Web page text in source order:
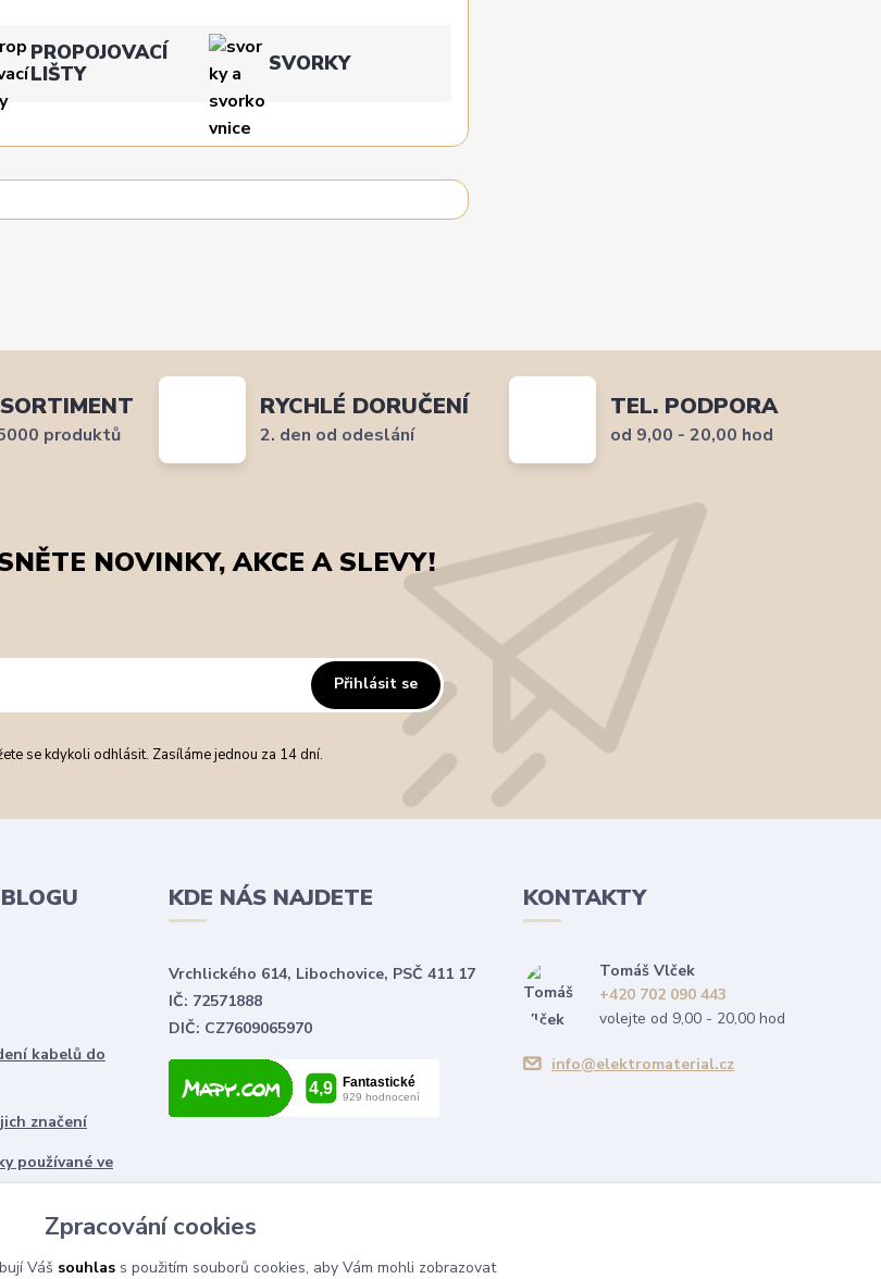
PROPOJOVACÍ
LIŠTY
SVORKY
produktů
RYCHLÉ DORUČENÍ
2. den od odeslání
TEL. PODPORA
od 9,00 - 20,00 hod
NOVINKY, AKCE A SLEVY!
Přihlásit se
se kdykoli odhlásit. Zasíláme jednou za 14 dní.
kabelů do
značení
používané ve
KDE NÁS NAJDETE
Vrchlického 614, Libochovice, PSČ 411 17
IČ: 72571888
DIČ: CZ7609065970
KONTAKTY
Tomáš Vlček
+420 702 090 443
volejte od 9,00 - 20,00 hod
info@elektromaterial.cz
Zpracování cookies
Váš souhlass použitím souborů cookies, aby Vám mohli zobrazovat